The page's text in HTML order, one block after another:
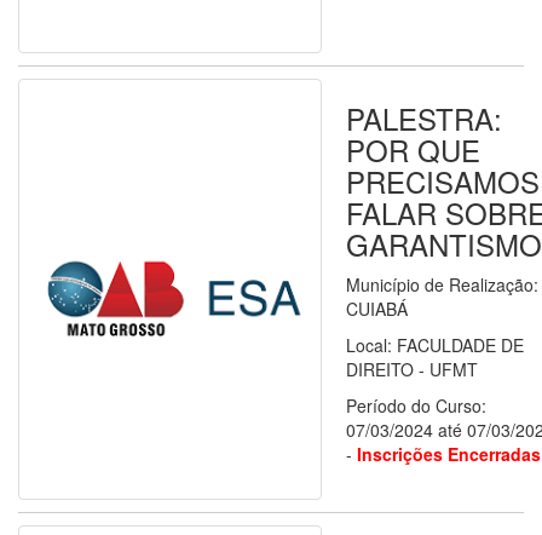
PALESTRA:
POR QUE
PRECISAMOS
FALAR
Município de Realização:
CUIABÁ
Local: FACULDADE DE
DIREITO - UFMT
Período do Curso:
07/03/2024 até 07/03/
- Inscrições Encerradas